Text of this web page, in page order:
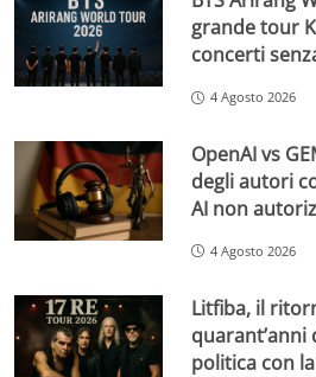
grande tour
concerti
4 Agosto 2026
OpenAI vs
degli autori
AI non
4 Agosto 2026
Litfiba, il
politica con